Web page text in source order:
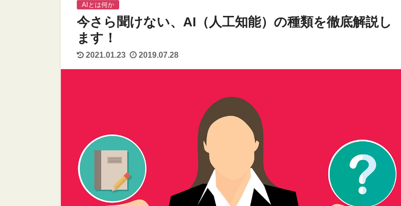
AIとは何か
今さら聞けない、AI（人工知能）の種類を徹底解説し
ます！
2021.01.23 2019.07.28